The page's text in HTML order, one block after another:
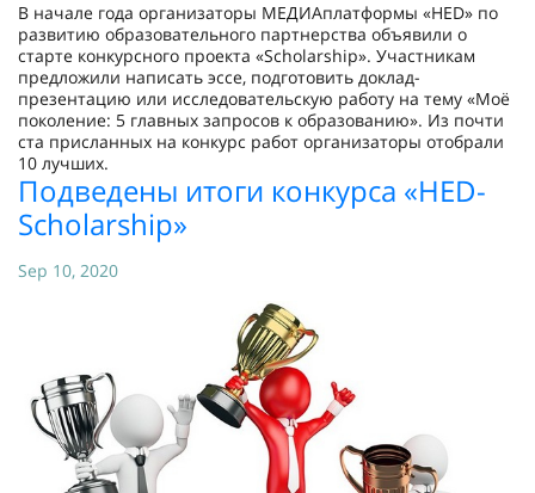
В начале года организаторы МЕДИАплатформы «HED» по
развитию образовательного партнерства объявили о
старте конкурсного проекта «Scholarship». Участникам
предложили написать эссе, подготовить доклад-
презентацию или исследовательскую работу на тему «Моё
поколение: 5 главных запросов к образованию». Из почти
ста присланных на конкурс работ организаторы отобрали
10 лучших.
Подведены итоги конкурса «HED-
Scholarship»
Sep 10, 2020